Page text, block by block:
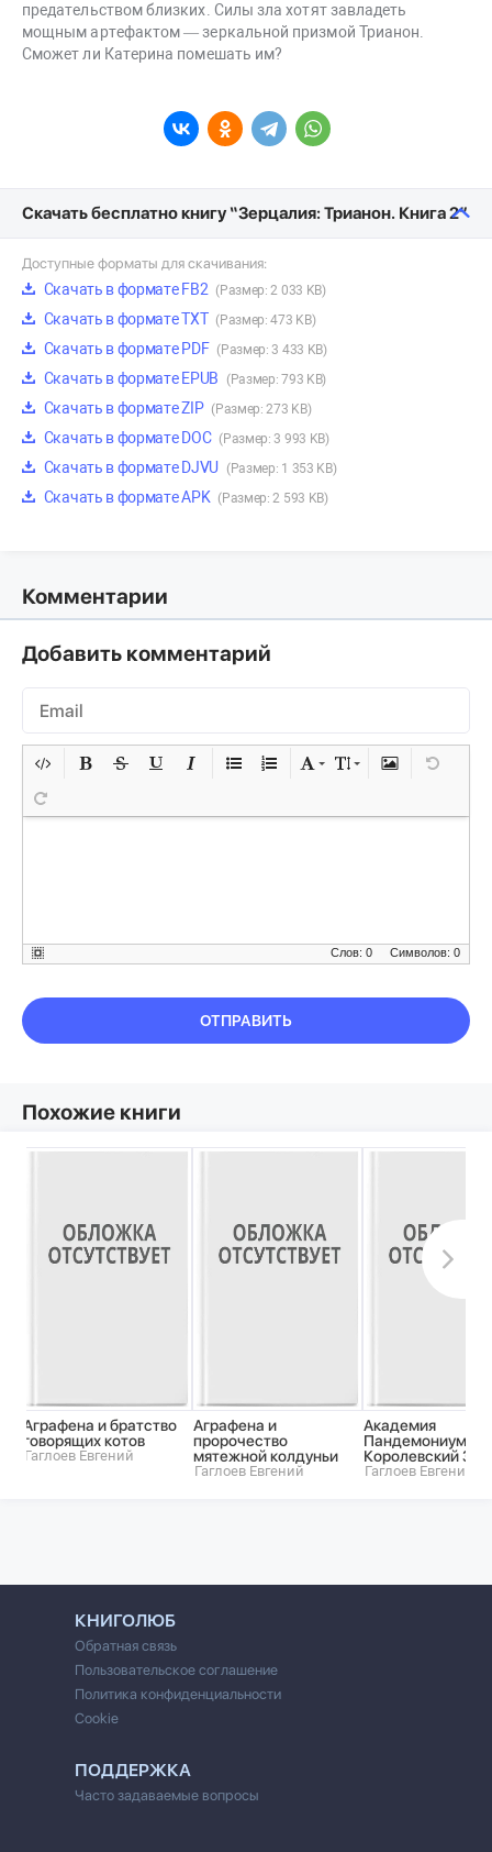
предательством близких. Силы зла хотят завладеть
мощным артефактом — зеркальной призмой Трианон.
Сможет ли Катерина помешать им?
Скачать бесплатно книгу “Зерцалия: Трианон. Книга 2”
Доступные форматы для скачивания:
Скачать в формате FB2 (Размер: 2 033 KB)
Скачать в формате TXT (Размер: 473 KB)
Скачать в формате PDF (Размер: 3 433 KB)
Скачать в формате EPUB (Размер: 793 KB)
Скачать в формате ZIP (Размер: 273 KB)
Скачать в формате DOC (Размер: 3 993 KB)
Скачать в формате DJVU (Размер: 1 353 KB)
Скачать в формате APK (Размер: 2 593 KB)
Комментарии
Добавить комментарий
Символов: 0
Слов: 0
ОТПРАВИТЬ
Похожие книги
Аграфена и братство
говорящих котов
Гаглоев Евгений
Аграфена и
пророчество
мятежной колдуньи
Гаглоев Евгений
Академия
Пандемониум:
Королевский
Гаглоев Евгений
КНИГОЛЮБ
Обратная связь
Пользовательское соглашение
Политика конфиденциальности
Cookie
ПОДДЕРЖКА
Часто задаваемые вопросы